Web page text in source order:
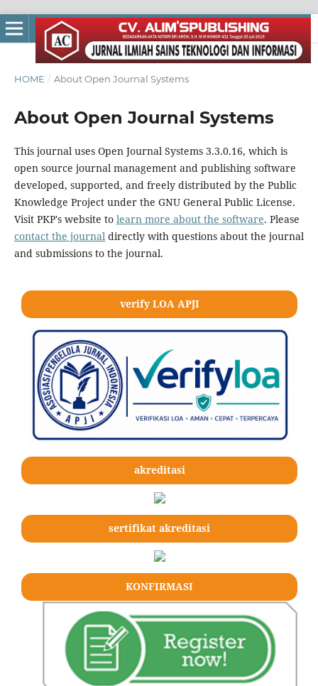
HOME / About Open Journal Systems
About Open Journal Systems
This journal uses Open Journal Systems 3.3.0.16, which is
open source journal management and publishing software
developed, supported, and freely distributed by the Public
Knowledge Project under the GNU General Public License.
Visit PKP's website to learn more about the software. Please
contact the journaldirectly with questions about the journal
and submissions to the journal.
verify LOA APJI
akreditasi
sertifikat akreditasi
KONFIRMASI